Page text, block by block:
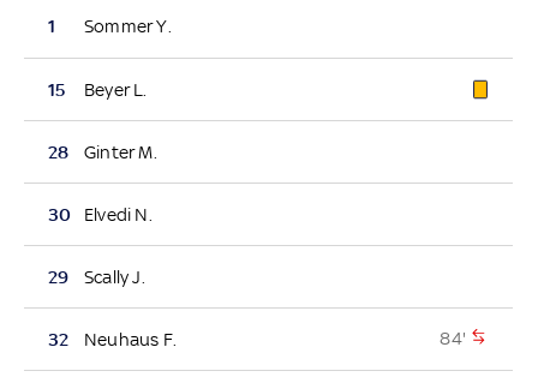
1 Sommer Y.
15 Beyer L.
28 Ginter M.
30 Elvedi N.
29 Scally J.
32 Neuhaus F. 84'